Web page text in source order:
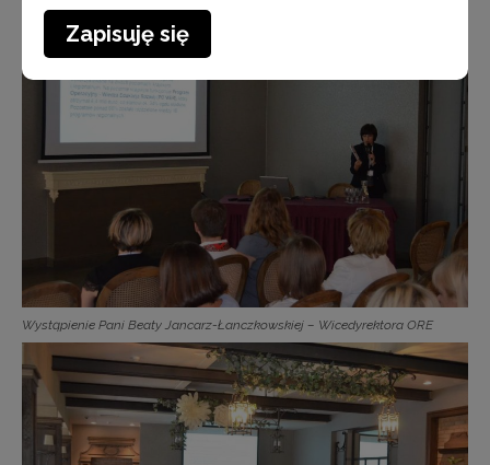
Wystąpienie Pani Beaty Jancarz-Łanczkowskiej – Wicedyrektora ORE
Zapisuję się